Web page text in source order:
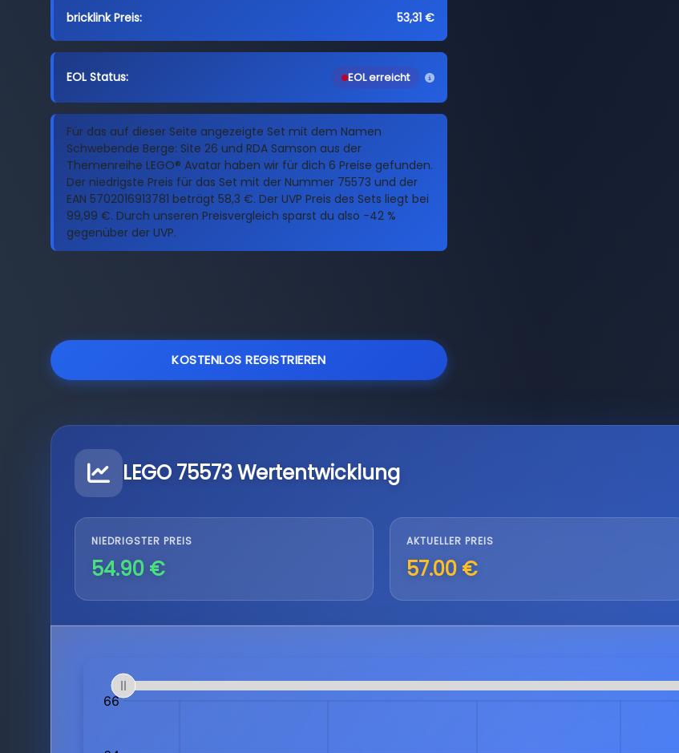
bricklink Preis:
53,31 €
EOL Status: EOL erreicht
Für das auf dieser Seite angezeigte Set mit dem Namen
Schwebende Berge: Site 26 und RDA Samson aus der
Themenreihe LEGO® Avatar haben wir für dich 6 Preise gefunden.
Der niedrigste Preis für das Set mit der Nummer 75573 und der
EAN 5702016913781 beträgt 58,3 €. Der UVP Preis des Sets liegt bei
99,99 €. Durch unseren Preisvergleich sparst du also -42 %
gegenüber der UVP.
KOSTENLOS REGISTRIEREN
LEGO 75573 Wertentwicklung
NIEDRIGSTER PREIS
54.90 €
AKTUELLER PREIS
57.00 €